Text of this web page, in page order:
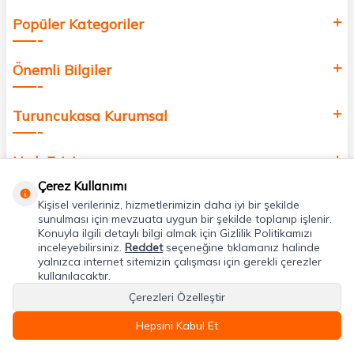
Popüler Kategoriler
Önemli Bilgiler
Turuncukasa Kurumsal
Hızlı Erişim
Uygulamalarımız
Adres & İletişim
Çerez Kullanımı
Kişisel verileriniz, hizmetlerimizin daha iyi bir şekilde
sunulması için mevzuata uygun bir şekilde toplanıp işlenir.
Konuyla ilgili detaylı bilgi almak için Gizlilik Politikamızı
inceleyebilirsiniz. Reddetseçeneğine tıklamanız halinde
yalnızca internet sitemizin çalışması için gerekli çerezler
kullanılacaktır.
Çerezleri Özelleştir
Hepsini Kabul Et